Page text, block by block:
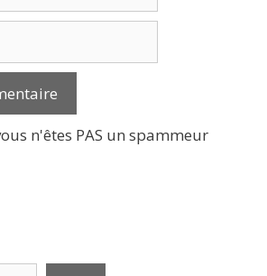
n'êtes PAS un spammeur